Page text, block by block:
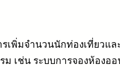
เพิ่มจำนวนนักท่องเที่ยวแ
ม เช่น ระบบการจองห้อง